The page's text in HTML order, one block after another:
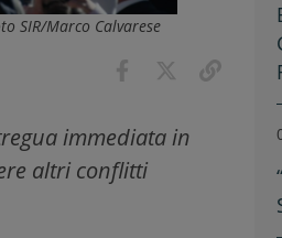
SIR/Marco Calvarese
immediata in
altri conflitti